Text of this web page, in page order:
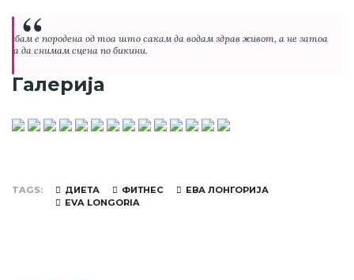
“е породена од тоа што сакам да водам здрав живот, а не затоа
да снимам сцена по бикини.
Галерија
TAGS ДИЕТА ФИТНЕС
ЕВА ЛОНГОРИЈА
EVA LONGORIA